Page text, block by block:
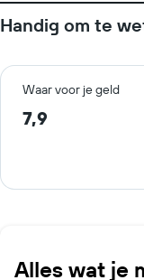
Handig om te
Waar voor je geld
7,9
Alles wat je